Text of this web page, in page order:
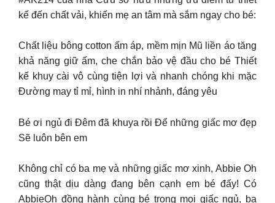
kế đến chất vải, khiến mẹ an tâm mà sắm ngay cho bé:
Chất liệu bông cotton ấm áp, mềm mịn Mũ liền áo tăng
khả năng giữ ấm, che chắn bảo vệ đầu cho bé Thiết
kế khuy cài vô cùng tiện lợi và nhanh chóng khi mặc
Đường may tỉ mỉ, hình in nhí nhảnh, đáng yêu
Bé ơi ngủ đi Đêm đã khuya rồi Để những giấc mơ đẹp
Sẽ luôn bên em
Không chỉ có ba mẹ và những giấc mơ xinh, Abbie Oh
cũng thật dịu dàng đang bên cạnh em bé đấy! Có
AbbieOh đồng hành cùng bé trong mọi giấc ngủ, ba